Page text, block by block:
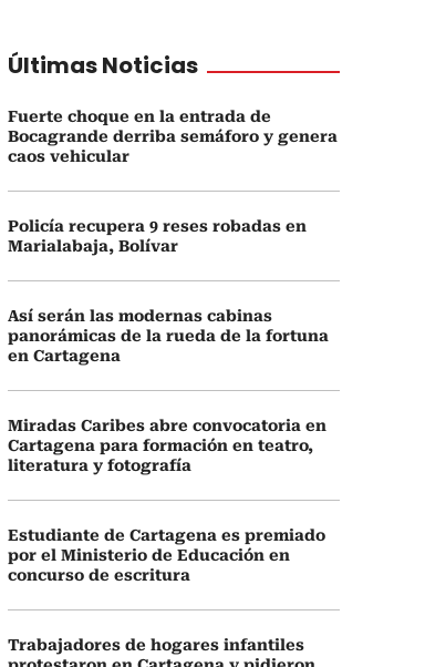
Últimas Noticias
Fuerte choque en la entrada de
Bocagrande derriba semáforo y genera
caos vehicular
Policía recupera 9 reses robadas en
Marialabaja, Bolívar
Así serán las modernas cabinas
panorámicas de la rueda de la fortuna
en Cartagena
Miradas Caribes abre convocatoria en
Cartagena para formación en teatro,
literatura y fotografía
Estudiante de Cartagena es premiado
por el Ministerio de Educación en
concurso de escritura
Trabajadores de hogares infantiles